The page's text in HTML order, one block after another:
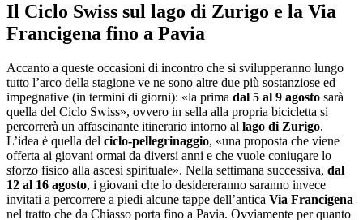
Il Ciclo Swiss sul lago di Zurigo e la Via
Francigena fino a Pavia
Accanto a queste occasioni di incontro che si svilupperanno lungo
tutto l’arco della stagione ve ne sono altre due più sostanziose ed
impegnative (in termini di giorni): «la prima dal 5 al 9 agosto sarà
quella del Ciclo Swiss», ovvero in sella alla propria bicicletta si
percorrerà un affascinante itinerario intorno al lago di Zurigo.
L’idea è quella del ciclo-pellegrinaggio, «una proposta che viene
offerta ai giovani ormai da diversi anni e che vuole coniugare lo
sforzo fisico alla ascesi spirituale». Nella settimana successiva, dal
12 al 16 agosto, i giovani che lo desidereranno saranno invece
invitati a percorrere a piedi alcune tappe dell’antica Via Francigena
nel tratto che da Chiasso porta fino a Pavia. Ovviamente per quanto